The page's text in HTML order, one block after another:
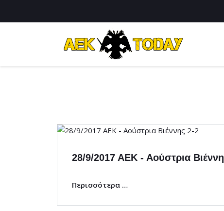
28/9/2017 ΑΕΚ - Αούστρια
Περισσότερα …